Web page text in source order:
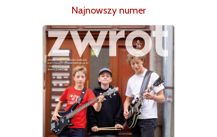
Najnowszy numer